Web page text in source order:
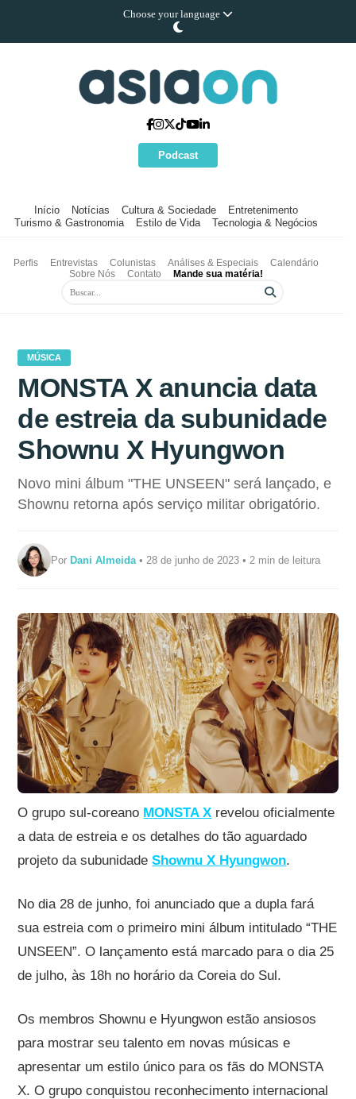
Choose your language
Podcast
Início Notícias Cultura & Sociedade
Entretenimento
Turismo & Gastronomia
Estilo de Vida Tecnologia & Negócios
Perfis Entrevistas Colunistas Análises & Especiais
Calendário
Sobre Nós
Contato Mande sua matéria!
MÚSICA
MONSTA X anuncia data
de estreia da subunidade
Shownu X Hyungwon
Novo mini álbum "THE UNSEEN" será lançado, e
Shownu retorna após serviço militar obrigatório.
PorDani Almeida • 28 de junho de 2023 • 2 min de leitura
O grupo sul-coreano MONSTA X revelou oficialmente
a data de estreia e os detalhes do tão aguardado
projeto da subunidadeShownu X Hyungwon.
No dia 28 de junho, foi anunciado que a dupla fará
sua estreia com o primeiro mini álbum intitulado “THE
UNSEEN”. O lançamento está marcado para o dia 25
de julho, às 18h no horário da Coreia do Sul.
Os membros Shownu e Hyungwon estão ansiosos
para mostrar seu talento em novas músicas e
apresentar um estilo único para os fãs do MONSTA
X. O grupo conquistou reconhecimento internacional